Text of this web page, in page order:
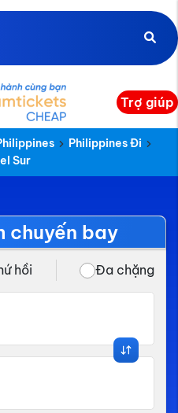
Trợ giúp
Philippines Đi
Sur
chuyến bay
hồi Đa chặng